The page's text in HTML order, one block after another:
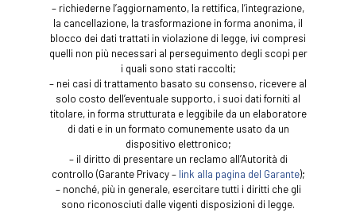
– richiederne l’aggiornamento, la rettifica, l’integrazione,
la cancellazione, la trasformazione in forma anonima, il
blocco dei dati trattati in violazione di legge, ivi compresi
quelli non più necessari al perseguimento degli scopi per
i quali sono stati raccolti;
– nei casi di trattamento basato su consenso, ricevere al
solo costo dell’eventuale supporto, i suoi dati forniti al
titolare, in forma strutturata e leggibile da un elaboratore
di dati e in un formato comunemente usato da un
dispositivo elettronico;
– il diritto di presentare un reclamo all’Autorità di
controllo (Garante Privacy – link alla pagina del Garante);
– nonché, più in generale, esercitare tutti i diritti che gli
sono riconosciuti dalle vigenti disposizioni di legge.